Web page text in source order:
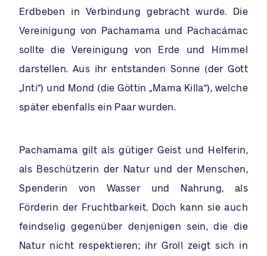
Erdbeben in Verbindung gebracht wurde. Die
Vereinigung von Pachamama und Pachacámac
sollte die Vereinigung von Erde und Himmel
darstellen. Aus ihr entstanden Sonne (der Gott
„Inti“) und Mond (die Göttin „Mama Killa“), welche
später ebenfalls ein Paar wurden.
Pachamama gilt als gütiger Geist und Helferin,
als Beschützerin der Natur und der Menschen,
Spenderin von Wasser und Nahrung, als
Förderin der Fruchtbarkeit. Doch kann sie auch
feindselig gegenüber denjenigen sein, die die
Natur nicht respektieren; ihr Groll zeigt sich in